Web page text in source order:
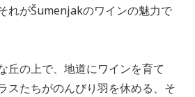
れがŠumenjakのワインの魅力で
丘の上で、地道にワインを育て
スたちがのんびり羽を休める、そ